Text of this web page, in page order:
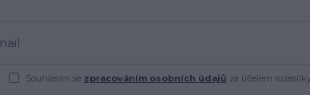
Souhlasím se zpracováním osobních údajů za účelem